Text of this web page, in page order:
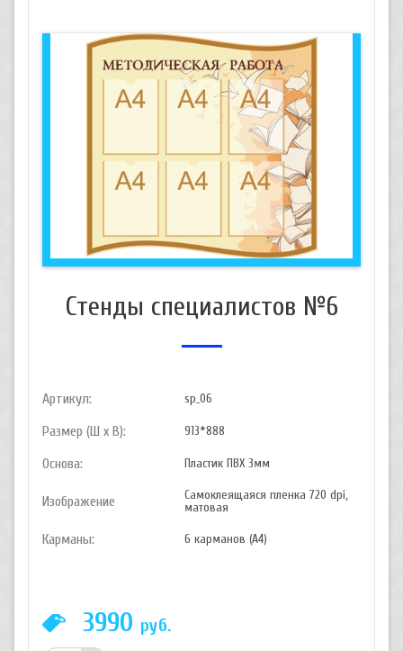
Стенды специалистов №6
Артикул: sp_06
Размер (Ш х В): 913*888
Основа: Пластик ПВХ 3мм
Изображение
Самоклеящаяся пленка 720 dpi,
матовая
Карманы: 6 карманов (А4)
3990 руб.